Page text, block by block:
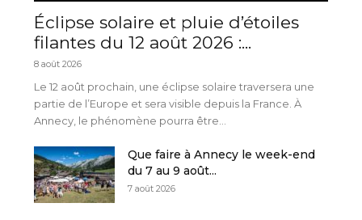
Éclipse solaire et pluie d’étoiles
filantes du 12 août 2026 :...
8 août 2026
Le 12 août prochain, une éclipse solaire traversera une
partie de l’Europe et sera visible depuis la France. À
Annecy, le phénomène pourra être...
Que faire à Annecy le week-end
du 7 au 9 août...
7 août 2026